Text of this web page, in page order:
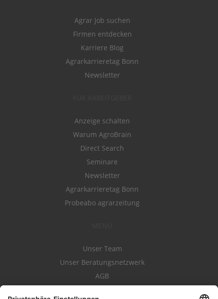
Agrar Job suchen
Firmen entdecken
Karriere Blog
Agrarkarrieretag Bonn
Newsletter
Anzeige schalten
Warum AgroBrain
Direct Search
Seminare
Newsletter
Agrarkarrieretag Bonn
Probeabo agrarzeitung
Unser Team
Unser Beratungsnetzwerk
AGB